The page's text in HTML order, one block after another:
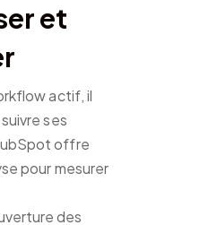
et
actif, il
ses
offre
pour mesurer
des